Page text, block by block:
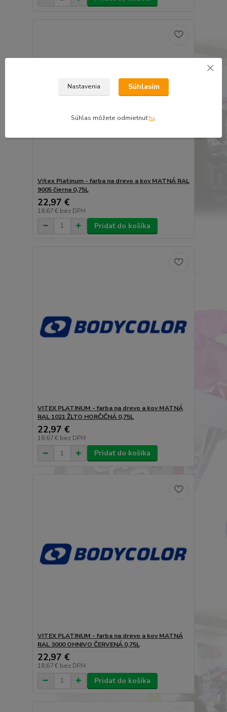
Vitex Platinum - farba na drevo a kov MATNÁ RAL
9005 čierna 0,75L
22,97 €
18,67 € bez DPH
Pridať do košíka
VITEX PLATINUM - farba na drevo a kov MATNÁ
RAL 1021 ŽLTO HORČIČNÁ 0,75L
22,97 €
18,67 € bez DPH
Pridať do košíka
VITEX PLATINUM - farba na drevo a kov MATNÁ
RAL 3000 OHNIVO ČERVENÁ 0,75L
22,97 €
18,67 € bez DPH
Pridať do košíka
Nastavenia Súhlasím
Súhlas môžete odmietnuťtu.